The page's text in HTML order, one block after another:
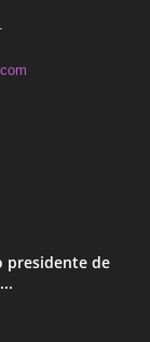
presidente de